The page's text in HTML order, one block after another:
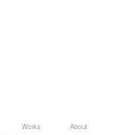
Works
About